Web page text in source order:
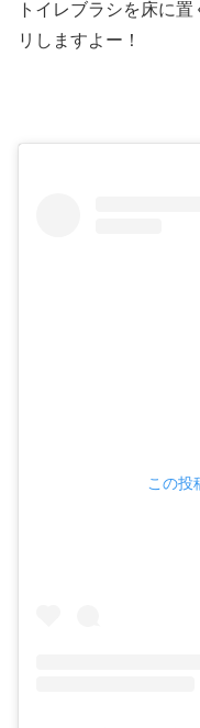
トイレブラシを床に
リしますよー！
この投